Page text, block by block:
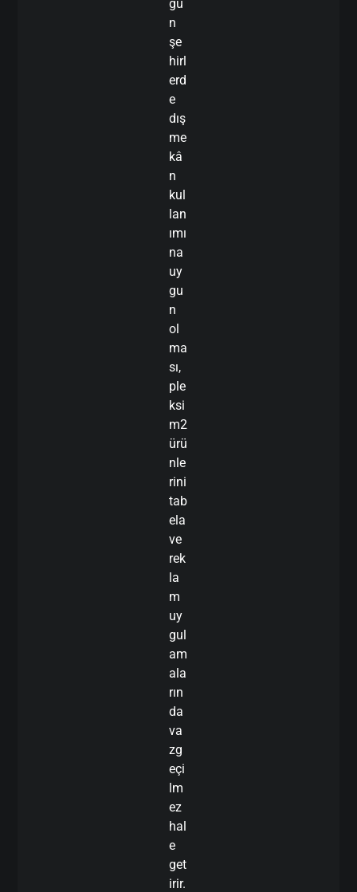
ğu
n
şe
hirl
erd
e
dış
me
kâ
n
kul
lan
ımı
na
uy
gu
n
ol
ma
sı,
ple
ksi
m2
ürü
nle
rini
tab
ela
ve
rek
la
m
uy
gul
am
ala
rın
da
va
zg
eçi
lm
ez
hal
e
get
irir.